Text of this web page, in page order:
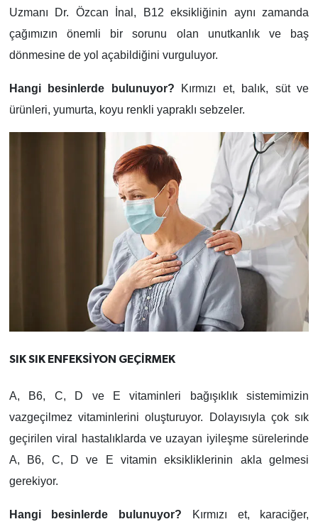
Uzmanı Dr. Özcan İnal, B12 eksikliğinin aynı zamanda
çağımızın önemli bir sorunu olan unutkanlık ve baş
dönmesine de yol açabildiğini vurguluyor.
Hangi besinlerde bulunuyor? Kırmızı et, balık, süt ve
ürünleri, yumurta, koyu renkli yapraklı sebzeler.
SIK SIK ENFEKSİYON GEÇİRMEK
A, B6, C, D ve E vitaminleri bağışıklık sistemimizin
vazgeçilmez vitaminlerini oluşturuyor. Dolayısıyla çok sık
geçirilen viral hastalıklarda ve uzayan iyileşme sürelerinde
A, B6, C, D ve E vitamin eksikliklerinin akla gelmesi
gerekiyor.
Hangi besinlerde bulunuyor?
Kırmızı et, karaciğer,